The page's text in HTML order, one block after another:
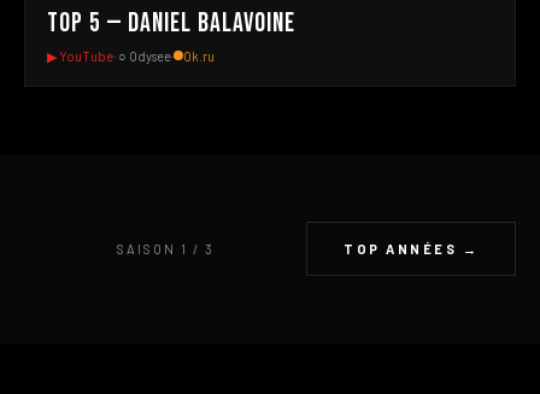
Top 5 — Daniel Balavoine
▶ YouTube· ○ Odysee· Ok.ru
SAISON 1 / 3 TOP ANNÉES →